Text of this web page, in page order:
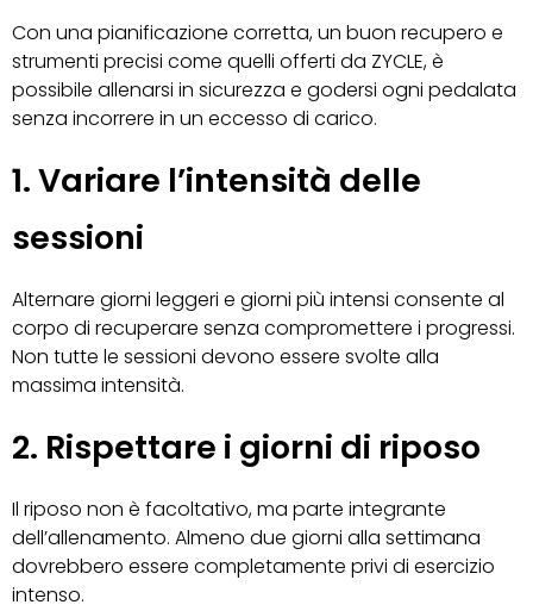
Con una pianificazione corretta, un buon recupero e
strumenti precisi come quelli offerti da ZYCLE, è
possibile allenarsi in sicurezza e godersi ogni pedalata
senza incorrere in un eccesso di carico.
1. Variare l’intensità delle
sessioni
Alternare giorni leggeri e giorni più intensi consente al
corpo di recuperare senza compromettere i progressi.
Non tutte le sessioni devono essere svolte alla
massima intensità.
2. Rispettare i giorni di riposo
Il riposo non è facoltativo, ma parte integrante
dell’allenamento. Almeno due giorni alla settimana
dovrebbero essere completamente privi di esercizio
intenso.